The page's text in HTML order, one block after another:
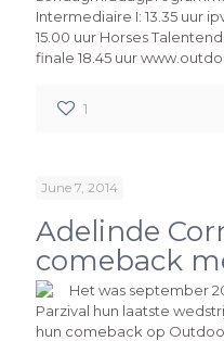
Intermediaire I: 13.35 uur
15.00 uur Horses
finale 18.45 uur
1
June 7, 2014
Adelinde
comeback
Het was september
Parzival hun laatste
hun comeback op